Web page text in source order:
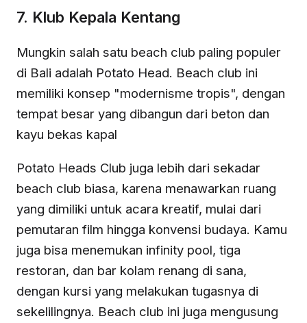
7. Klub Kepala Kentang
Mungkin salah satu beach club paling populer
di Bali adalah Potato Head. Beach club ini
memiliki konsep "modernisme tropis", dengan
tempat besar yang dibangun dari beton dan
kayu bekas kapal
Potato Heads Club juga lebih dari sekadar
beach club biasa, karena menawarkan ruang
yang dimiliki untuk acara kreatif, mulai dari
pemutaran film hingga konvensi budaya. Kamu
juga bisa menemukan infinity pool, tiga
restoran, dan bar kolam renang di sana,
dengan kursi yang melakukan tugasnya di
sekelilingnya. Beach club ini juga mengusung